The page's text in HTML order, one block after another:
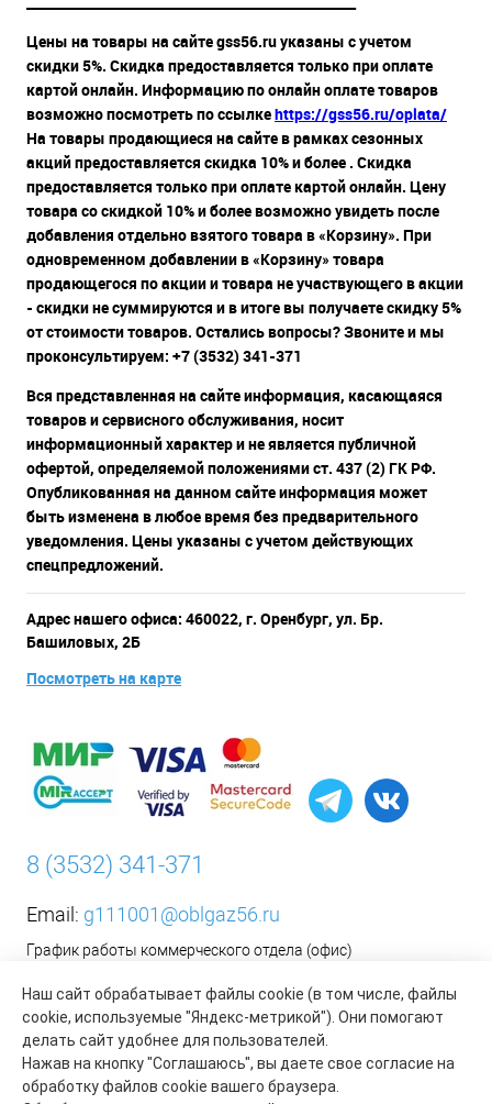
Наш сайт обрабатывает файлы cookie (в том числе, файлы
cookie, используемые "Яндекс-метрикой"). Они помогают
делать сайт удобнее для пользователей.
Нажав на кнопку "Соглашаюсь", вы даете свое согласие на
обработку файлов cookie вашего браузера.
Цены на товары на сайте gss56.ru указаны с учетом
скидки 5%. Скидка предоставляется только при оплате
картой онлайн. Информацию по онлайн оплате товаров
возможно посмотреть по ссылкеhttps://gss56.ru/oplata/
На товары продающиеся на сайте в рамках сезонных
акций предоставляется скидка 10% и более . Скидка
предоставляется только при оплате картой онлайн. Цену
товара со скидкой 10% и более возможно увидеть после
добавления отдельно взятого товара в «Корзину». При
одновременном добавлении в «Корзину» товара
продающегося по акции и товара не участвующего в акции
- скидки не суммируются и в итоге вы получаете скидку 5%
от стоимости товаров. Остались вопросы? Звоните и мы
проконсультируем: +7 (3532) 341-371
Вся представленная на сайте информация, касающаяся
товаров и сервисного обслуживания, носит
информационный характер и не является публичной
офертой, определяемой положениями ст. 437 (2) ГК РФ.
Опубликованная на данном сайте информация может
быть изменена в любое время без предварительного
уведомления. Цены указаны с учетом действующих
спецпредложений.
Адрес нашего офиса: 460022, г. Оренбург, ул. Бр.
Башиловых, 2Б
Посмотреть на карте
8 (3532) 341-371
Email: g111001@oblgaz56.ru
График работы коммерческого отдела (офис)
Сб-Вс: Выходной
__________________________________________
Оформить заявку на установку бытового газового